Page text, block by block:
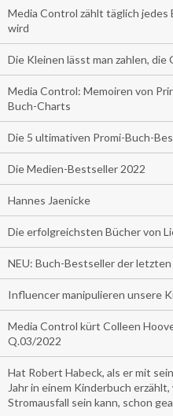
Media Control zählt täglich jedes
wird
Die Kleinen lässt man zahlen, die
Media Control: Memoiren von
Buch-Charts
Die 5 ultimativen Promi-Buch-
Die Medien-Bestseller 2022
Hannes Jaenicke
Die erfolgreichsten Bücher von
NEU: Buch-Bestseller der
Influencer manipulieren unsere
Media Control kürt Colleen
Q.03/2022
Hat Robert Habeck, als er mit
Jahr in einem Kinderbuch
Stromausfall sein kann, schon